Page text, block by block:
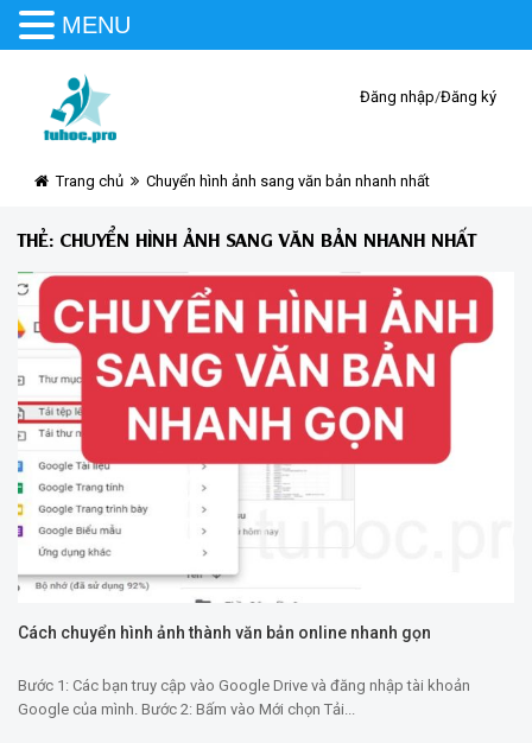
Đăng nhập/Đăng ký
Trang chủ Chuyển hình ảnh sang văn bản nhanh nhất
THẺ: CHUYỂN HÌNH ẢNH SANG VĂN BẢN NHANH NHẤT
Cách chuyển hình ảnh thành văn bản online nhanh gọn
Bước 1: Các bạn truy cập vào Google Drive và đăng nhập tài khoản
Google của mình. Bước 2: Bấm vào Mới chọn Tải...
MENU